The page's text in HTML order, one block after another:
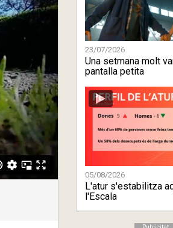
23/07/2026
Una setmana molt
pantalla petita
05/08/2026
L'atur s'estabilitza
l'Escala